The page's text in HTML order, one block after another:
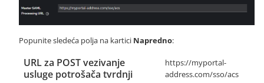
Popunite sledeća polja na kartici Napredno:
URL za POST vezivanje
usluge potrošača tvrdnji
https://myportal-
address.com/sso/acs